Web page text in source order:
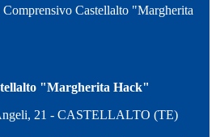
Castellalto "Margherita
"Margherita Hack"
21 - CASTELLALTO (TE)